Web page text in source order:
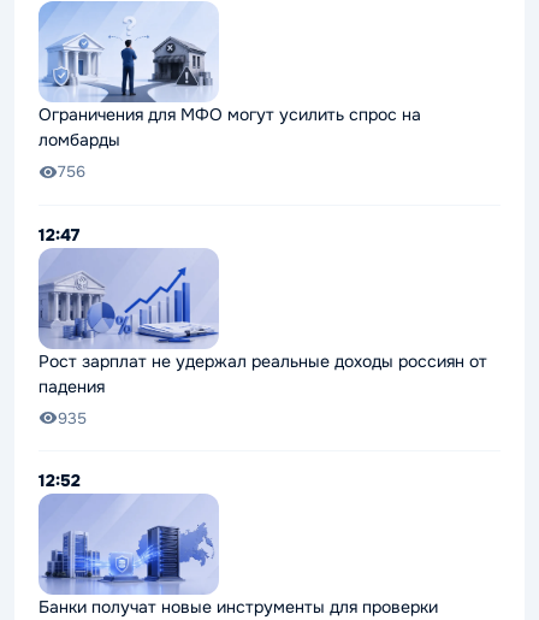
Ограничения для МФО могут усилить спрос на
ломбарды
756
12:47
Рост зарплат не удержал реальные доходы россиян от
падения
935
12:52
Банки получат новые инструменты для проверки